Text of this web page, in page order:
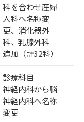
科を合わせ産婦
人科へ名称変
更、消化器外
科、乳腺外科
追加（計32科）
診療科目
神経内科から脳
神経内科へ名称
変更